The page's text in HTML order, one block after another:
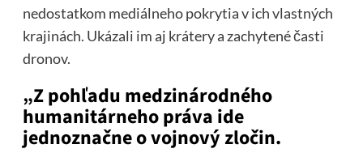
nedostatkom mediálneho pokrytia v ich vlastných
krajinách. Ukázali im aj krátery a zachytené časti
dronov.
„Z pohľadu medzinárodného
humanitárneho práva ide
jednoznačne o vojnový zločin.